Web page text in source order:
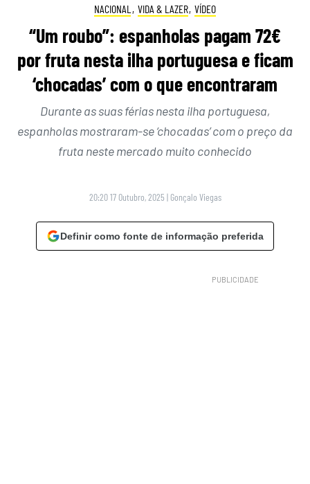
NACIONAL , VIDA & LAZER, VÍDEO
“Um roubo”: espanholas pagam 72€
por fruta nesta ilha portuguesa e ficam
‘chocadas’ com o que encontraram
Durante as suas férias nesta ilha portuguesa,
espanholas mostraram-se ‘chocadas’ com o preço da
fruta neste mercado muito conhecido
20:20 17 Outubro, 2025 | Gonçalo Viegas
Definir como fonte de informação preferida